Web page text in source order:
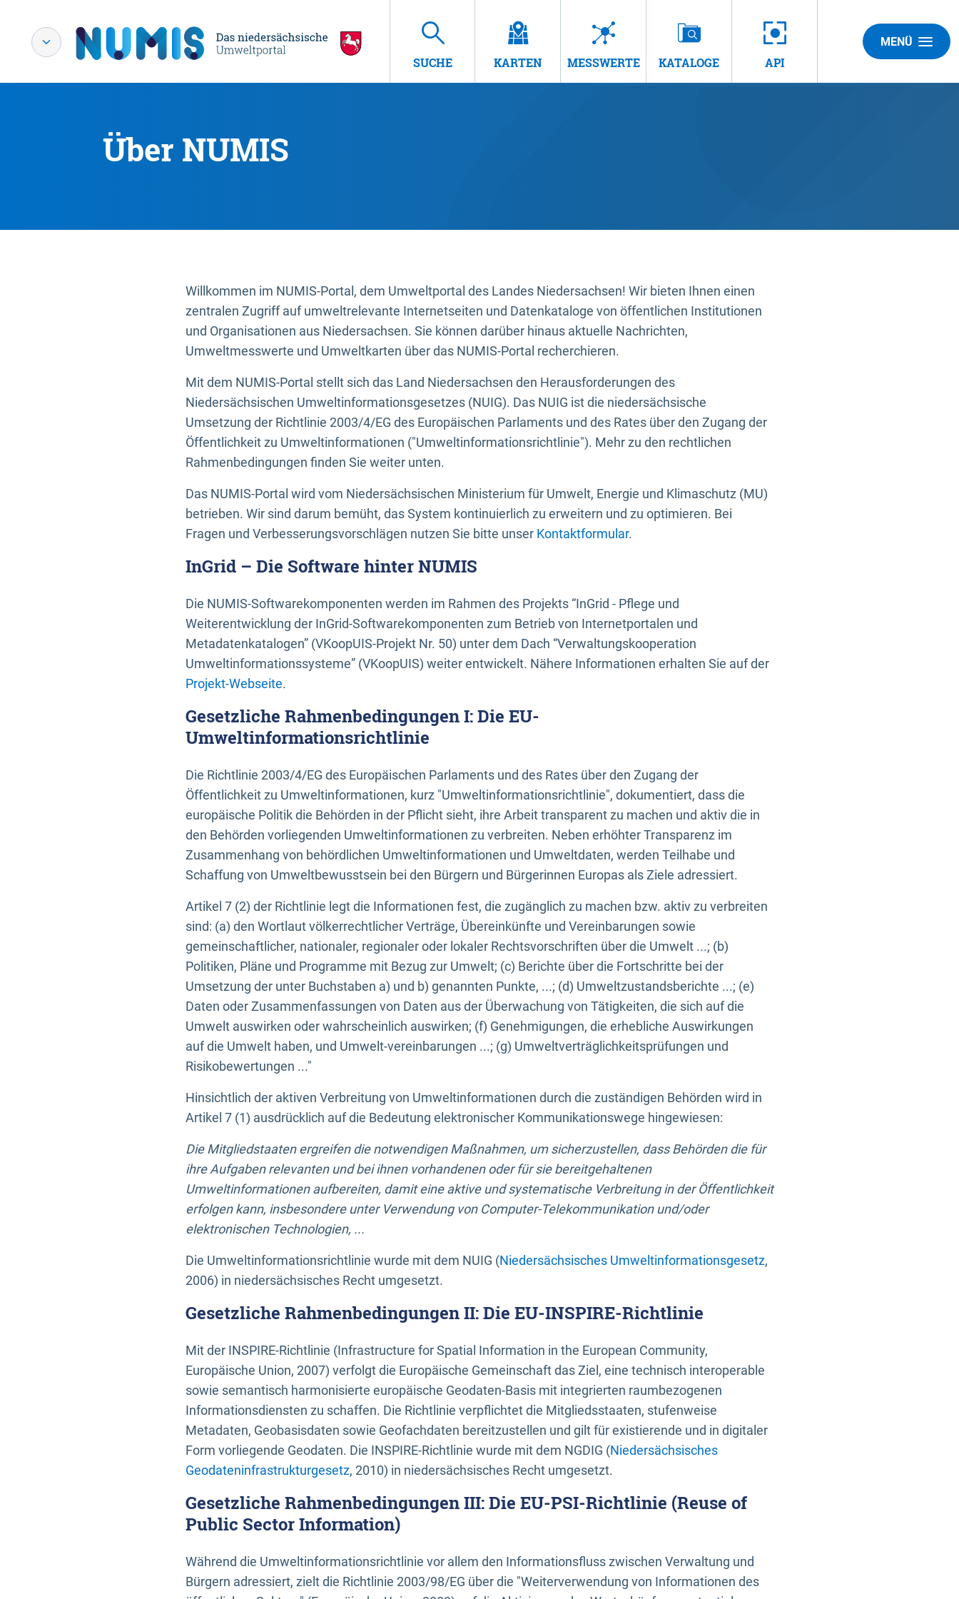
SUCHE KARTEN MESSWERTE KATALOGE API
MENÜ
Über NUMIS
Willkommen im NUMIS-Portal, dem Umweltportal des Landes Niedersachsen! Wir bieten Ihnen einen
zentralen Zugriff auf umweltrelevante Internetseiten und Datenkataloge von öffentlichen Institutionen
und Organisationen aus Niedersachsen. Sie können darüber hinaus aktuelle Nachrichten,
Umweltmesswerte und Umweltkarten über das NUMIS-Portal recherchieren.
Mit dem NUMIS-Portal stellt sich das Land Niedersachsen den Herausforderungen des
Niedersächsischen Umweltinformationsgesetzes (NUIG). Das NUIG ist die niedersächsische
Umsetzung der Richtlinie 2003/4/EG des Europäischen Parlaments und des Rates über den Zugang der
Öffentlichkeit zu Umweltinformationen ("Umweltinformationsrichtlinie"). Mehr zu den rechtlichen
Rahmenbedingungen finden Sie weiter unten.
Das NUMIS-Portal wird vom Niedersächsischen Ministerium für Umwelt, Energie und Klimaschutz (MU)
betrieben. Wir sind darum bemüht, das System kontinuierlich zu erweitern und zu optimieren. Bei
Fragen und Verbesserungsvorschlägen nutzen Sie bitte unser Kontaktformular.
InGrid – Die Software hinter NUMIS
Die NUMIS-Softwarekomponenten werden im Rahmen des Projekts “InGrid - Pflege und
Weiterentwicklung der InGrid-Softwarekomponenten zum Betrieb von Internetportalen und
Metadatenkatalogen” (VKoopUIS-Projekt Nr. 50) unter dem Dach “Verwaltungskooperation
Umweltinformationssysteme” (VKoopUIS) weiter entwickelt. Nähere Informationen erhalten Sie auf der
Projekt-Webseite.
Gesetzliche Rahmenbedingungen I: Die EU-
Umweltinformationsrichtlinie
Die Richtlinie 2003/4/EG des Europäischen Parlaments und des Rates über den Zugang der
Öffentlichkeit zu Umweltinformationen, kurz "Umweltinformationsrichtlinie", dokumentiert, dass die
europäische Politik die Behörden in der Pflicht sieht, ihre Arbeit transparent zu machen und aktiv die in
den Behörden vorliegenden Umweltinformationen zu verbreiten. Neben erhöhter Transparenz im
Zusammenhang von behördlichen Umweltinformationen und Umweltdaten, werden Teilhabe und
Schaffung von Umweltbewusstsein bei den Bürgern und Bürgerinnen Europas als Ziele adressiert.
Artikel 7 (2) der Richtlinie legt die Informationen fest, die zugänglich zu machen bzw. aktiv zu verbreiten
sind: (a) den Wortlaut völkerrechtlicher Verträge, Übereinkünfte und Vereinbarungen sowie
gemeinschaftlicher, nationaler, regionaler oder lokaler Rechtsvorschriften über die Umwelt ...; (b)
Politiken, Pläne und Programme mit Bezug zur Umwelt; (c) Berichte über die Fortschritte bei der
Umsetzung der unter Buchstaben a) und b) genannten Punkte, ...; (d) Umweltzustandsberichte ...; (e)
Daten oder Zusammenfassungen von Daten aus der Überwachung von Tätigkeiten, die sich auf die
Umwelt auswirken oder wahrscheinlich auswirken; (f) Genehmigungen, die erhebliche Auswirkungen
auf die Umwelt haben, und Umwelt-vereinbarungen ...; (g) Umweltverträglichkeitsprüfungen und
Risikobewertungen ..."
Hinsichtlich der aktiven Verbreitung von Umweltinformationen durch die zuständigen Behörden wird in
Artikel 7 (1) ausdrücklich auf die Bedeutung elektronischer Kommunikationswege hingewiesen:
Die Mitgliedstaaten ergreifen die notwendigen Maßnahmen, um sicherzustellen, dass Behörden die für
ihre Aufgaben relevanten und bei ihnen vorhandenen oder für sie bereitgehaltenen
Umweltinformationen aufbereiten, damit eine aktive und systematische Verbreitung in der Öffentlichkeit
erfolgen kann, insbesondere unter Verwendung von Computer-Telekommunikation und/oder
elektronischen Technologien, ...
Die Umweltinformationsrichtlinie wurde mit dem NUIG (Niedersächsisches Umweltinformationsgesetz,
2006) in niedersächsisches Recht umgesetzt.
Gesetzliche Rahmenbedingungen II: Die EU-INSPIRE-Richtlinie
Mit der INSPIRE-Richtlinie (Infrastructure for Spatial Information in the European Community,
Europäische Union, 2007) verfolgt die Europäische Gemeinschaft das Ziel, eine technisch interoperable
sowie semantisch harmonisierte europäische Geodaten-Basis mit integrierten raumbezogenen
Informationsdiensten zu schaffen. Die Richtlinie verpflichtet die Mitgliedsstaaten, stufenweise
Metadaten, Geobasisdaten sowie Geofachdaten bereitzustellen und gilt für existierende und in digitaler
Form vorliegende Geodaten. Die INSPIRE-Richtlinie wurde mit dem NGDIG (Niedersächsisches
Geodateninfrastrukturgesetz, 2010) in niedersächsisches Recht umgesetzt.
Gesetzliche Rahmenbedingungen III: Die EU-PSI-Richtlinie (Reuse of
Public Sector Information)
Während die Umweltinformationsrichtlinie vor allem den Informationsfluss zwischen Verwaltung und
Bürgern adressiert, zielt die Richtlinie 2003/98/EG über die "Weiterverwendung von Informationen des